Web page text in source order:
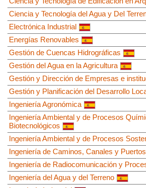
Ciencia y Tecnología del Agua y Del
Electrónica Industrial
Energías Renovables
Gestión de Cuencas Hidrográficas
Gestión del Agua en la Agricultura
Gestión y Dirección de Empresas e
Gestión y Planificación del Desarrollo
Ingeniería Agronómica
Ingeniería Ambiental y de Procesos
Biotecnológicos
Ingeniería Ambiental y de Procesos
Ingeniería de Caminos, Canales y Puertos
Ingeniería de Radiocomunicación y
Ingeniería del Agua y del Terreno